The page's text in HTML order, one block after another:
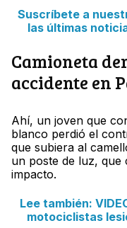
Suscríbete a
las últimas
Camioneta
accidente en
Ahí, un joven que
blanco perdió el
que subiera al
un poste de luz,
impacto.
Lee también:
motociclistas